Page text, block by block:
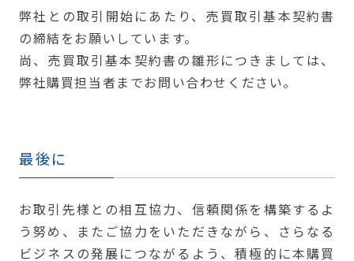
弊社との取引開始にあたり、売買取引基本契約書
の締結をお願いしています。
尚、売買取引基本契約書の雛形につきましては、
弊社購買担当者までお問い合わせください。
最後に
お取引先様との相互協力、信頼関係を構築するよ
う努め、またご協力をいただきながら、さらなる
ビジネスの発展につながるよう、積極的に本購買